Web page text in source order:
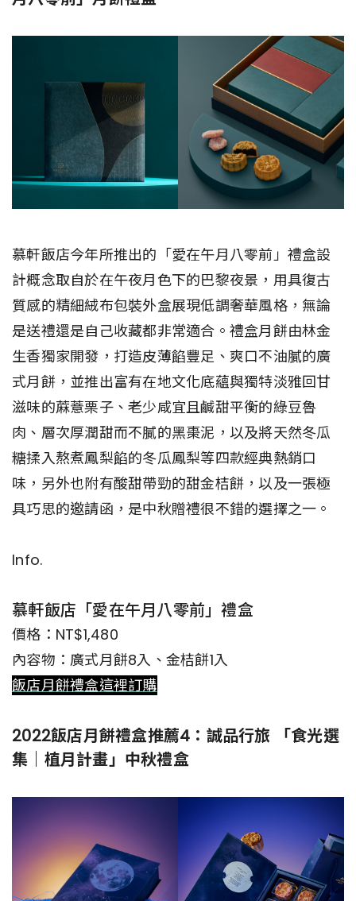
慕軒飯店今年所推出的「愛在午月八零前」禮盒設
計概念取自於在午夜月色下的巴黎夜景，用具復古
質感的精細絨布包裝外盒展現低調奢華風格，無論
是送禮還是自己收藏都非常適合。禮盒月餅由林金
生香獨家開發，打造皮薄餡豐足、爽口不油膩的廣
式月餅，並推出富有在地文化底蘊與獨特淡雅回甘
滋味的蔴薏栗子、老少咸宜且鹹甜平衡的綠豆魯
肉、層次厚潤甜而不膩的黑棗泥，以及將天然冬瓜
糖揉入熬煮鳳梨餡的冬瓜鳳梨等四款經典熱銷口
味，另外也附有酸甜帶勁的甜金桔餅，以及一張極
具巧思的邀請函，是中秋贈禮很不錯的選擇之一。
Info.
慕軒飯店「愛在午月八零前」禮盒
價格：NT$1,480
內容物：廣式月餅8入、金桔餅1入
飯店月餅禮盒這裡訂購
2022飯店月餅禮盒推薦4：誠品行旅 「食光選
集｜植月計畫」中秋禮盒